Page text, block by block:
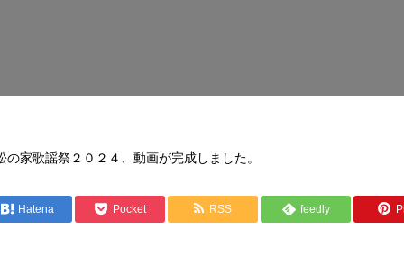
の家歌謡祭２０２４、動画が完成しました。
Hatena Pocket RSS feedly